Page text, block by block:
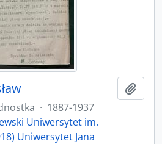
· 1887-1937
Uniwersytet im.
Uniwersytet Jana